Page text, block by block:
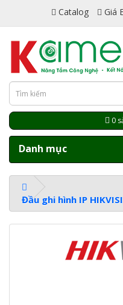
Catalog Giá
0
Danh mục
Đầu ghi hình IP